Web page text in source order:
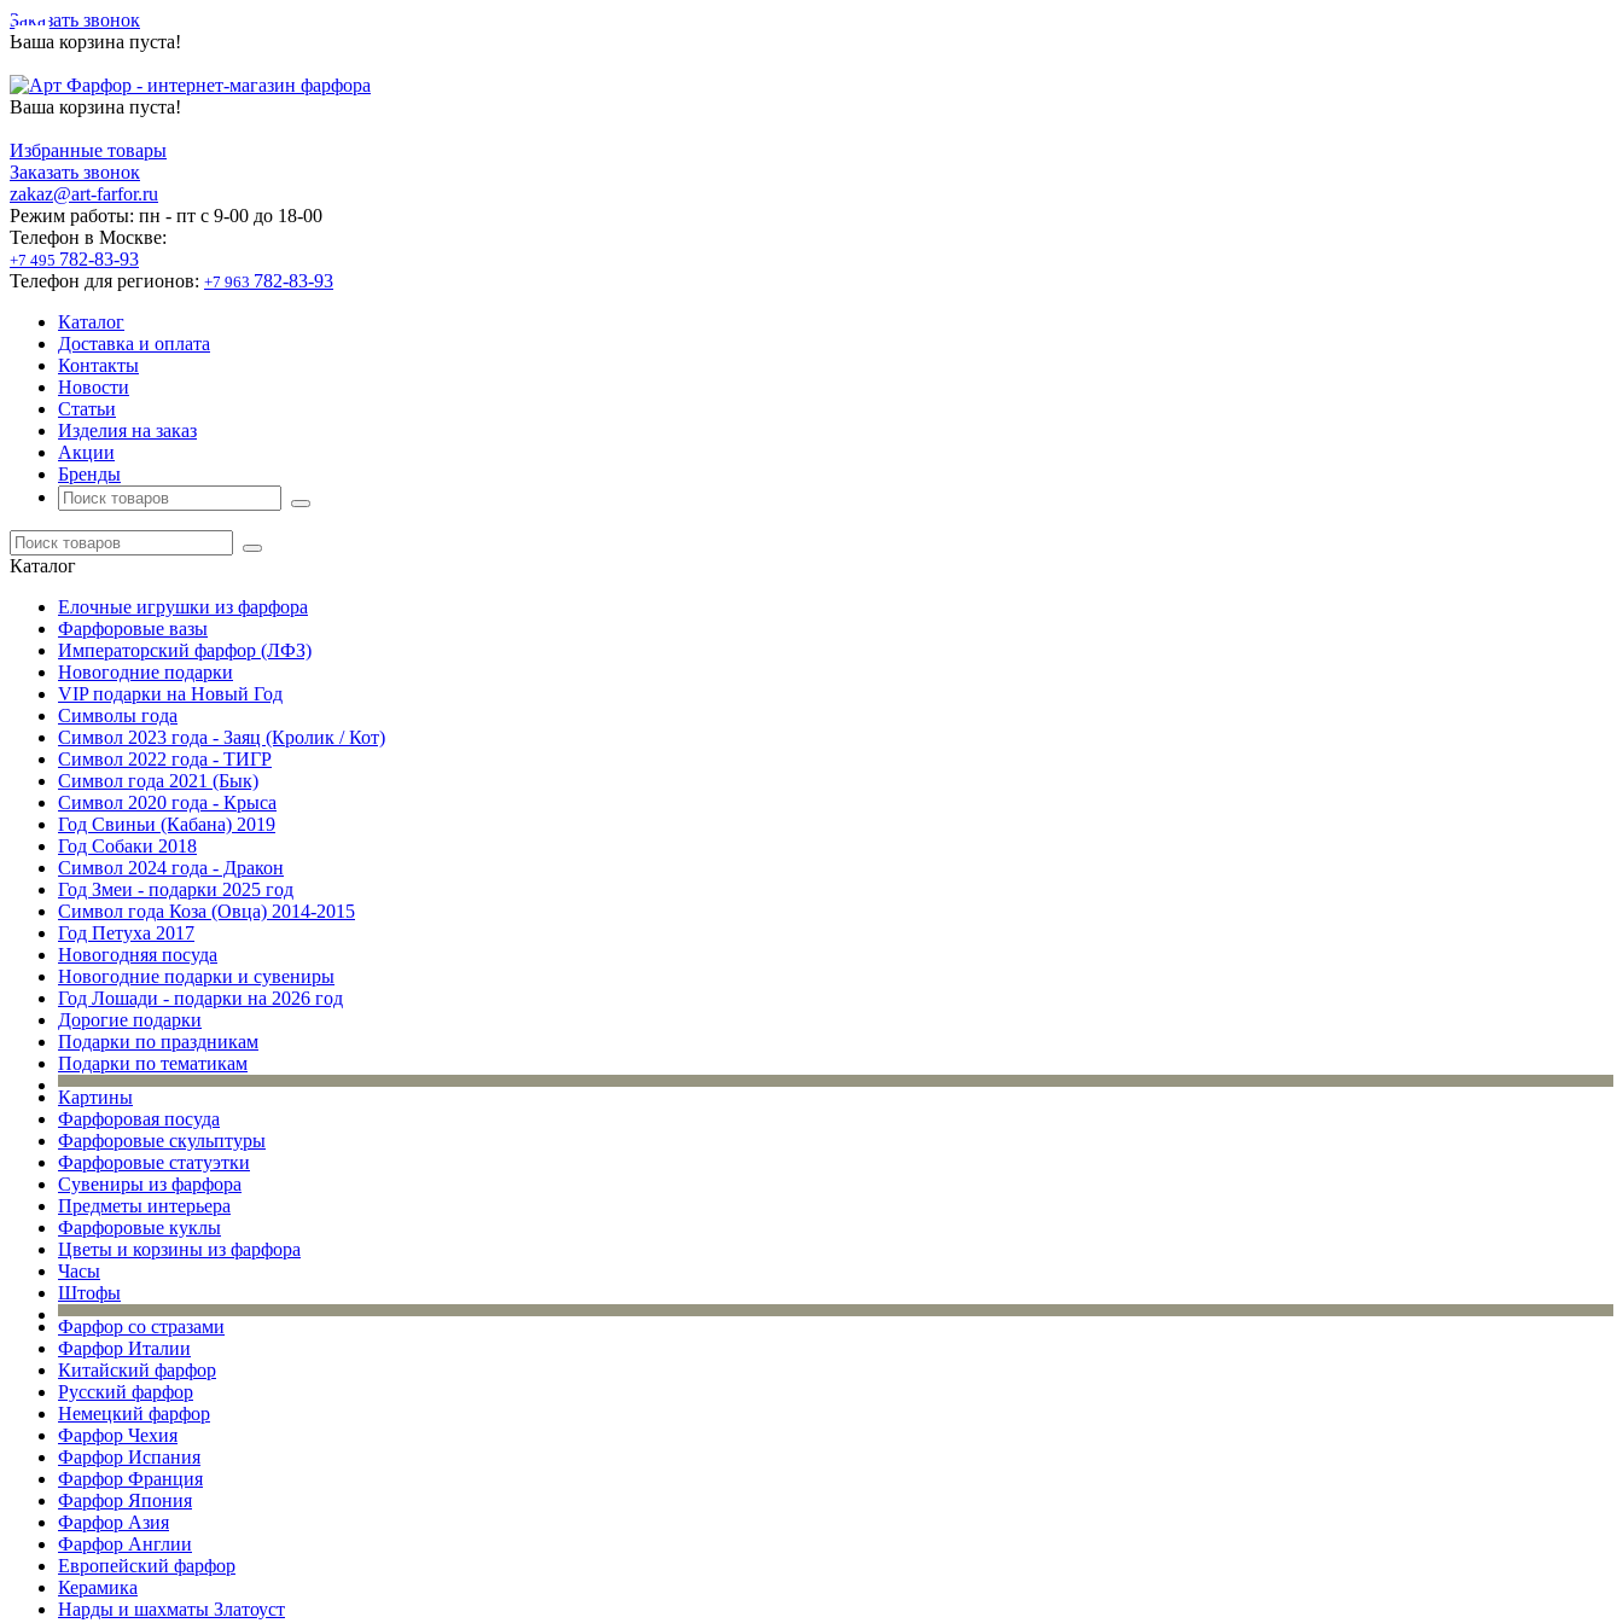
Заказать звонок
Ваша корзина пуста!
Ваша корзина пуста!
Избранные товары
Заказать звонок
zakaz@art-farfor.ru
Режим работы: пн - пт c 9-00 до 18-00
Телефон в Москве:
+7 495 782-83-93
Телефон для регионов: +7 963 782-83-93
Каталог
Доставка и оплата
Контакты
Новости
Статьи
Изделия на заказ
Акции
Бренды
Каталог
Елочные игрушки из фарфора
Фарфоровые вазы
Императорский фарфор (ЛФЗ)
Новогодние подарки
VIP подарки на Новый Год
Символы года
Символ 2023 года - Заяц (Кролик / Кот)
Символ 2022 года - ТИГР
Символ года 2021 (Бык)
Символ 2020 года - Крыса
Год Свиньи (Кабана) 2019
Год Собаки 2018
Символ 2024 года - Дракон
Год Змеи - подарки 2025 год
Символ года Коза (Овца) 2014-2015
Год Петуха 2017
Новогодняя посуда
Новогодние подарки и сувениры
Год Лошади - подарки на 2026 год
Дорогие подарки
Подарки по праздникам
Подарки по тематикам
Картины
Фарфоровая посуда
Фарфоровые скульптуры
Фарфоровые статуэтки
Сувениры из фарфора
Предметы интерьера
Фарфоровые куклы
Цветы и корзины из фарфора
Часы
Штофы
Фарфор со стразами
Фарфор Италии
Китайский фарфор
Русский фарфор
Немецкий фарфор
Фарфор Чехия
Фарфор Испания
Фарфор Франция
Фарфор Япония
Фарфор Азия
Фарфор Англии
Европейский фарфор
Керамика
Нарды и шахматы Златоуст